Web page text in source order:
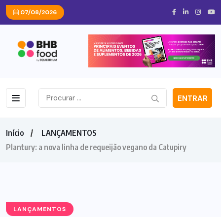
07/08/2026
ENTRAR
Início
LANÇAMENTOS
Plantury: a nova linha de requeijão vegano da Catupiry
LANÇAMENTOS